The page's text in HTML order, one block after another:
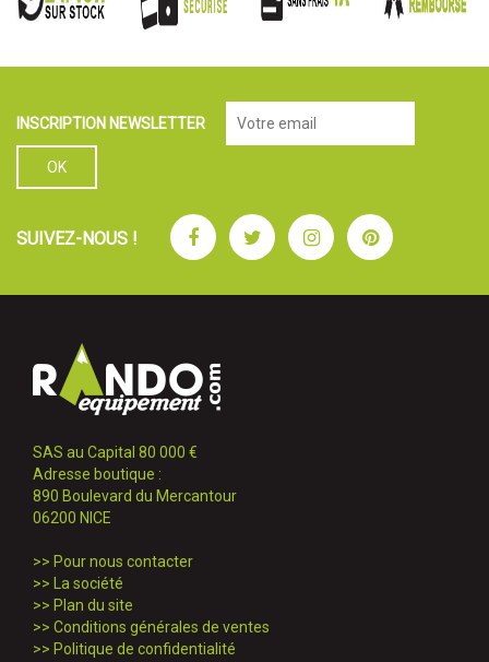
INSCRIPTION NEWSLETTER
SUIVEZ-NOUS ! FacebookTwitterInstagramPinterest
SAS au Capital 80 000 €
Adresse boutique :
890 Boulevard du Mercantour
06200 NICE
>> Pour nous contacter
>>
La société
>> Plan du site
>> Conditions générales de ventes
>> Politique de confidentialité